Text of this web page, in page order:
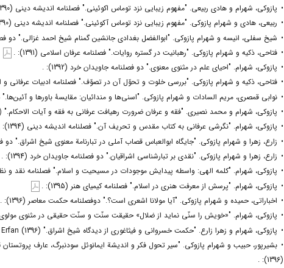
• پازوکی، شهرام و هادی ربیعی. "مفهوم زیبایی نزد توماس اکوئینی." فصلنامه اندیشه دینی (1390): .
• ربیعی، هادی و شهرام پازوکی. "مفهوم زیبایی نزد توماس آکوئینی." فصلنامه اندیشه دینی (1390): .
• شیخ سفلی، انیسه و شهرام پازوکی. "ابوالفضل بغدادی جانشین گمنام شیخ احمد غزالی." دو
• فتاحی، ذکیه و شهرام پازوکی. "رهبانیت در گستره روایات." فصلنامه عرفان اسلامی (1391): .
• پازوکی، شهرام. "احیای علم در مثنوی معنوی." دو فصلنامه جاویدان خرد (1392): .
• فتاحی، ذکیه و شهرام پازوکی. "بررسی خلوت و تحوّل آن در تصوّف." فصلنامه ادبیات عرفانی و
• نوابی قمصری، مریم السادات و شهرام پازوکی. "اسنی‌ها و مندائیان: مقایسۀ باورها و آئین‌ها."
• پازوکی، شهرام و محمد نصیری. "فقه و عرفان ضرورت رهیافت عرفانی به فقه و آیات الاحکام." Pajooheshname Erfan (1394): .
• پازوکی، شهرام. "نگرشی عرفانی به کتاب مقدس و تحریف آن." فصلنامه اندیشه دینی (1394): .
• زارع، زهرا و شهرام پازوکی. "جایگاه ابوالعباس قصاب آملی در تبارنامة معنوی شیخ اشراق." دو
• زارع، زهرا و شهرام پازوکی. "نقدی بر تبارشناسی اشراقیان." دو فصلنامه جاویدان خرد (1394): .
• پازوکی، شهرام. "کلمه الهى: واسطه پیدایش موجودات در مسیحیت و اسلام." فصلنامه نقد و نظر
• پازوکی، شهرام. "پرسش از معرفت هنری در اسلام." فصلنامه کیمیای هنر (1395): .
• اخباراتی، حمیده و شهرام پازوکی. "آیا مولانا اشعری است؟." دوفصلنامه حکمت معاصر (1396): .
• پازوکی، شهرام. "«خویش را سنّى نماید از ضلال» حقیقت سنّت و سنّت حقیقى در مثنوى مولوی."
• پازوکی، شهرام و زهرا زارع. "حکمت خسروانی و فیثاغوری از دیدگاه شیخ اشراق." Pajooheshname Erfan (1396): .
• بشیرپور، حبیب و شهرام پازوکی. "سیر تحول فکر و اندیشة ایمانوئل سودنبرگ، عارف
(1396): .